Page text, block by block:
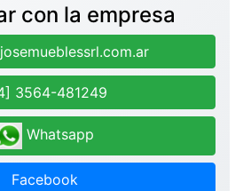
con la empresa
3564-481249
Whatsapp
Facebook